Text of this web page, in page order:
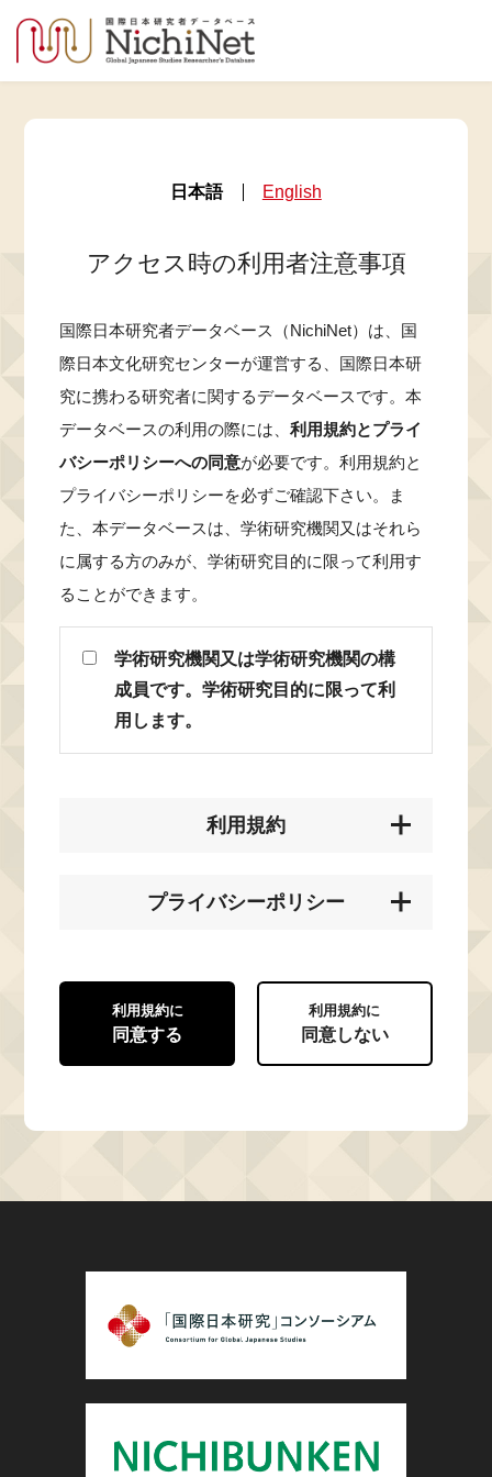
日本語 English
アクセス時の利用者注意事項
国際日本研究者データベース（NichiNet）は、国
際日本文化研究センターが運営する、国際日本研
究に携わる研究者に関するデータベースです。本
データベースの利用の際には、利用規約とプライ
バシーポリシーへの同意が必要です。利用規約と
プライバシーポリシーを必ずご確認下さい。ま
た、本データベースは、学術研究機関又はそれら
に属する方のみが、学術研究目的に限って利用す
ることができます。
学術研究機関又は学術研究機関の構
成員です。学術研究目的に限って利
用します。
利用規約
プライバシーポリシー
利用規約に
同意する
利用規約に
同意しない